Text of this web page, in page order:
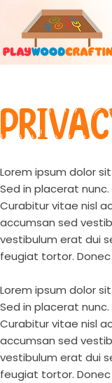
Lorem ipsum dolor
Sed in placerat
Curabitur vitae nisl
accumsan sed
vestibulum erat dui
feugiat tortor.
Lorem ipsum dolor
Sed in placerat
Curabitur vitae nisl
accumsan sed
vestibulum erat dui
feugiat tortor.